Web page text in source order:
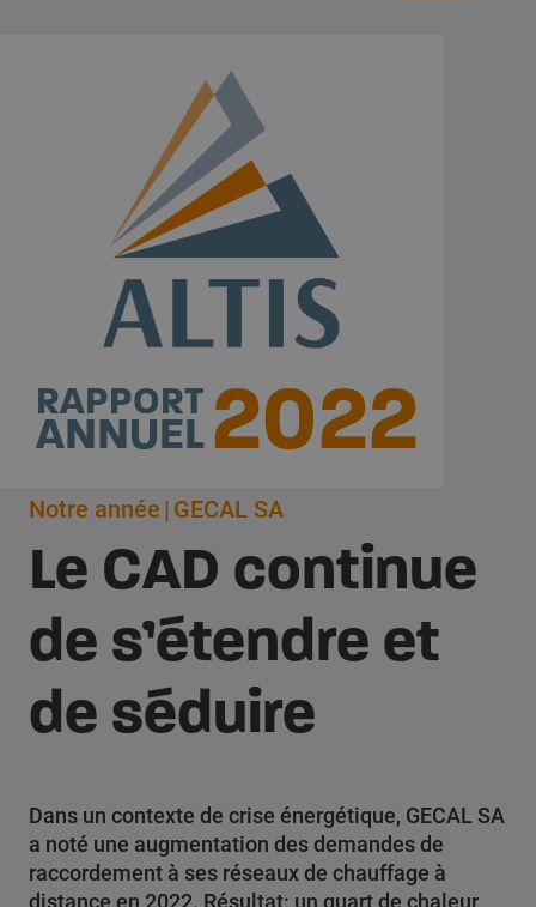
2022
RAPPORT
ANNUEL
Notre année GECAL SA
Le CAD continue
de s’étendre et
de séduire
Dans un contexte de crise énergétique, GECAL SA
a noté une augmentation des demandes de
raccordement à ses réseaux de chauffage à
distance en 2022. Résultat: un quart de chaleur